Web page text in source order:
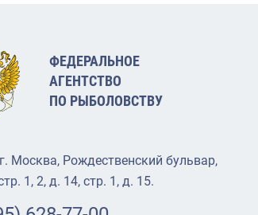
ФЕДЕРАЛЬНОЕ
АГЕНТСТВО
ПО РЫБОЛОВСТВУ
Москва, Рождественский бульвар,
1, 2, д. 14, стр. 1, д. 15.